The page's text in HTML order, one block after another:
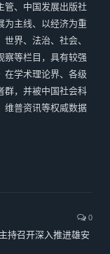
管、中国发展出版社
为主线、以经济为重
界、法治、社会、
察等栏目，具有较强
在学术理论界、各级
群，并被中国社会科
维普资讯等权威数据
0
持召开深入推进雄安